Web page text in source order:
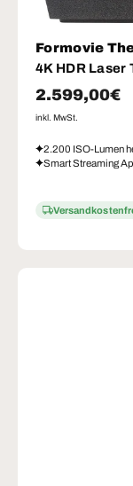
Formovie
4K HDR Laser
Normaler
2.599,00€
inkl. MwSt.
2.200 ISO-Lumen
Smart Streaming